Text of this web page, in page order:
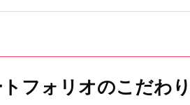
フォリオのこだわ